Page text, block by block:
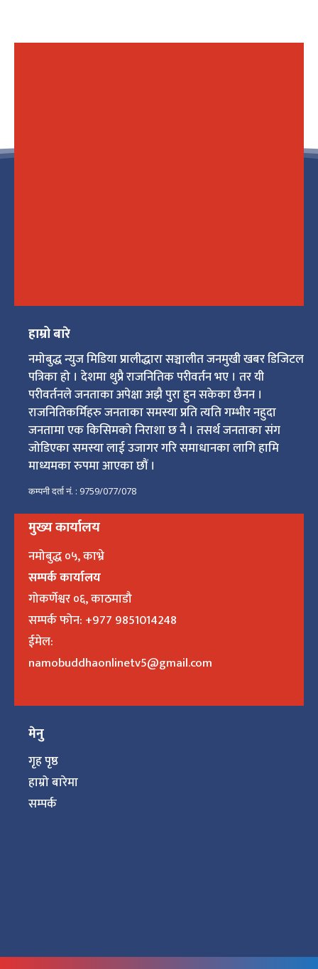
हाम्रो बारे
नमोबुद्ध न्युज मिडिया प्रालीद्धारा सञ्चालीत जनमुखी खबर डिजिटल
पत्रिका हो । देशमा थुप्रै राजनितिक परीवर्तन भए । तर यी
परीवर्तनले जनताका अपेक्षा अझै पुरा हुन सकेका छैनन ।
राजनितिकर्मिहरु जनताका समस्या प्रति त्यति गम्भीर नहुदा
जनतामा एक किसिमको निराशा छ नै । तसर्थ जनताका संग
जोडिएका समस्या लाई उजागर गरि समाधानका लागि हामि
माध्यमका रुपमा आएका छौं ।
कम्पनी दर्ता नं. : 9759/077/078
मुख्य कार्यालय
नमोबुद्ध ०५, काभ्रे
सम्पर्क कार्यालय
गोकर्णेश्वर ०६, काठमाडौ
सम्पर्क फोन: +977 9851014248
ईमेल:
namobuddhaonlinetv5@gmail.com
मेनु
गृह पृष्ठ
हाम्रो बारेमा
सम्पर्क